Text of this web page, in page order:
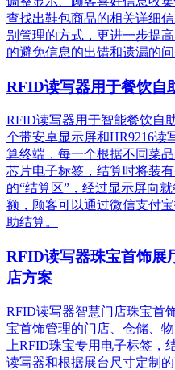
查找出鞋包商品的相关详细
别管理的方式，更进一步提
的避免信息的出错和遗漏的问
RFID读写器用于餐饮自
RFID读写器用于智能餐饮自
个带安卓显示屏和HR9216读
算终端，每一个根据不同菜
芯片电子标签，结算时将装
的“结算区”，经过显示屏向
额，顾客可以通过微信支付
助结算。
RFID读写器珠宝首饰展
店方案
RFID读写器智慧门店珠宝首
宝首饰管理的门店、仓储、
上RFID珠宝专用电子标签，
读写器和根据展台尺寸定制